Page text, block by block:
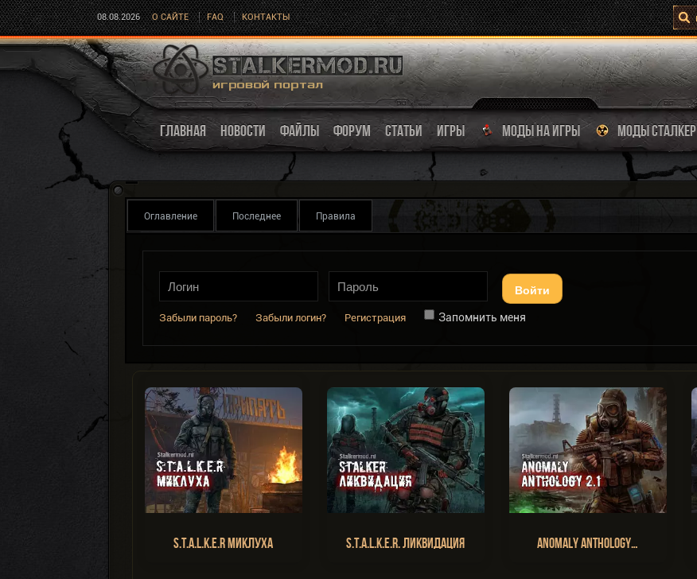
08.08.2026 О САЙТЕ FAQ КОНТАКТЫ
ГЛАВНАЯ НОВОСТИ ФАЙЛЫ ФОРУМ СТАТЬИ ИГРЫ МОДЫ НА ИГРЫ МОДЫ СТАЛКЕР
Оглавление Последнее Правила
Войти
Забыли пароль? Забыли логин? Регистрация Запомнить меня
S.T.A.L.K.E.R Миклуха S.T.A.L.K.E.R. Ликвидация Anomaly Anthology…